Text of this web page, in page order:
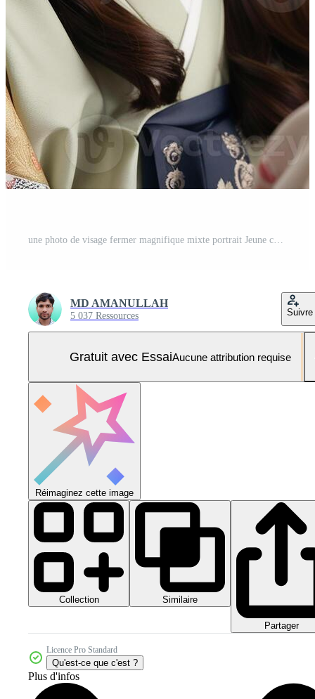
une photo de visage fermer magnifique mixte portrait Jeune coréen élégant femme Photo Pro
MD AMANULLAH
5 037 Ressources Suivre
Gratuit avec EssaiAucune attribution requise
Réimaginez cette image
Collection Similaire
Partager
Licence Pro Standard
Qu'est-ce que c'est ?
Plus d'infos